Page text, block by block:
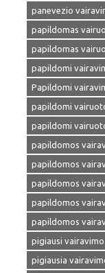
panevezio
papildomas
papildomas
papildomi
Papildomi
papildomi
papildomi
papildomos
papildomos
papildomos
papildomos
papildomos
pigiausi
pigiausia